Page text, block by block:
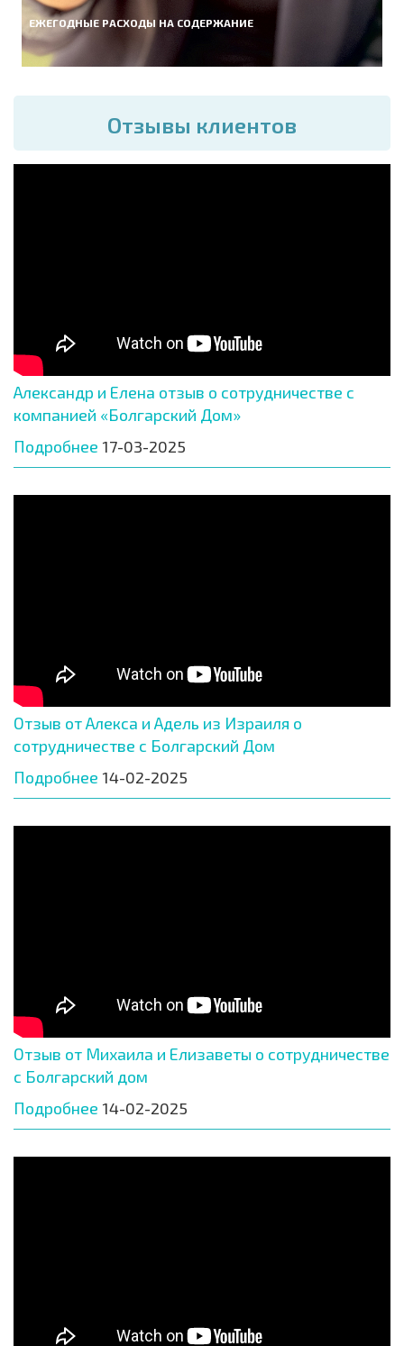
ЕЖЕГОДНЫЕ РАСХОДЫ НА СОДЕРЖАНИЕ
Отзывы клиентов
Александр и Елена отзыв о сотрудничестве с
компанией «Болгарский Дом»
Подробнее 17-03-2025
Отзыв от Алекса и Адель из Израиля о
сотрудничестве с Болгарский Дом
Подробнее 14-02-2025
Отзыв от Михаила и Елизаветы о сотрудничестве
с Болгарский дом
Подробнее 14-02-2025